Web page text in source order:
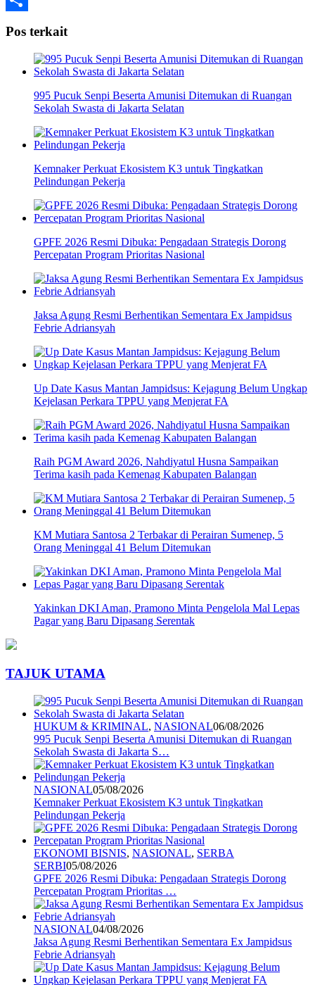
Pos terkait
995 Pucuk Senpi Beserta Amunisi Ditemukan di Ruangan
Sekolah Swasta di Jakarta Selatan
Kemnaker Perkuat Ekosistem K3 untuk Tingkatkan
Pelindungan Pekerja
GPFE 2026 Resmi Dibuka: Pengadaan Strategis Dorong
Percepatan Program Prioritas Nasional
Jaksa Agung Resmi Berhentikan Sementara Ex Jampidsus
Febrie Adriansyah
Up Date Kasus Mantan Jampidsus: Kejagung Belum Ungkap
Kejelasan Perkara TPPU yang Menjerat FA
Raih PGM Award 2026, Nahdiyatul Husna Sampaikan
Terima kasih pada Kemenag Kabupaten Balangan
KM Mutiara Santosa 2 Terbakar di Perairan Sumenep, 5
Orang Meninggal 41 Belum Ditemukan
Yakinkan DKI Aman, Pramono Minta Pengelola Mal Lepas
Pagar yang Baru Dipasang Serentak
TAJUK UTAMA
HUKUM & KRIMINAL, NASIONAL06/08/2026
995 Pucuk Senpi Beserta Amunisi Ditemukan di Ruangan
Sekolah Swasta di Jakarta S…
NASIONAL05/08/2026
Kemnaker Perkuat Ekosistem K3 untuk Tingkatkan
Pelindungan Pekerja
EKONOMI BISNIS, NASIONAL, SERBA
SERBI05/08/2026
GPFE 2026 Resmi Dibuka: Pengadaan Strategis Dorong
Percepatan Program Prioritas …
NASIONAL04/08/2026
Jaksa Agung Resmi Berhentikan Sementara Ex Jampidsus
Febrie Adriansyah